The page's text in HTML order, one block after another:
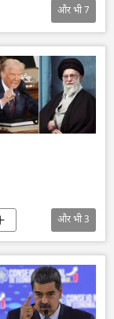
और भी7
और भी3